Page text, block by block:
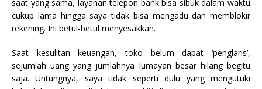
saat yang sama, layanan telepon bank bisa sibuk dalam waktu
cukup lama hingga saya tidak bisa mengadu dan memblokir
rekening. Ini betul-betul menyesakkan.
Saat kesulitan keuangan, toko belum dapat ‘penglaris’,
sejumlah uang yang jumlahnya lumayan besar hilang begitu
saja. Untungnya, saya tidak seperti dulu yang mengutuki